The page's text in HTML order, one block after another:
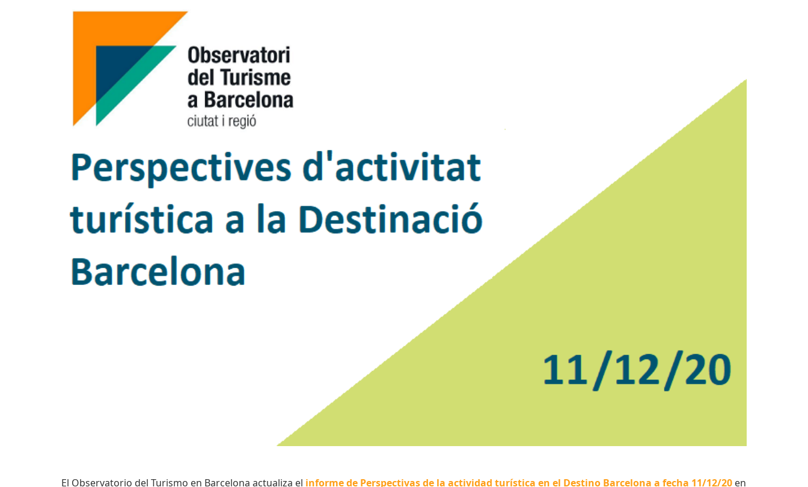
El Observatorio del Turismo en Barcelona actualiza el informe de Perspectivas de la actividad turística en el Destino Barcelona a fecha 11/12/20 en